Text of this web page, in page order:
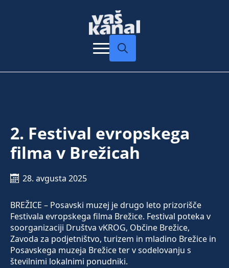
2. Festival evropskega
filma v Brežicah
28. avgusta 2025
BREŽICE – Posavski muzej je drugo leto prizorišče
Festivala evropskega filma Brežice. Festival poteka v
soorganizaciji Društva vKROG, Občine Brežice,
Zavoda za podjetništvo, turizem in mladino Brežice in
Posavskega muzeja Brežice ter v sodelovanju s
številnimi lokalnimi ponudniki.